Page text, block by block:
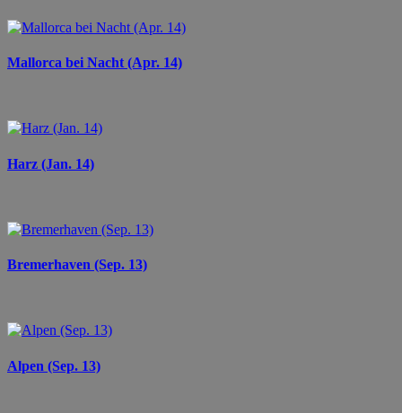
Mallorca bei Nacht (Apr. 14)
Harz (Jan. 14)
Bremerhaven (Sep. 13)
Alpen (Sep. 13)